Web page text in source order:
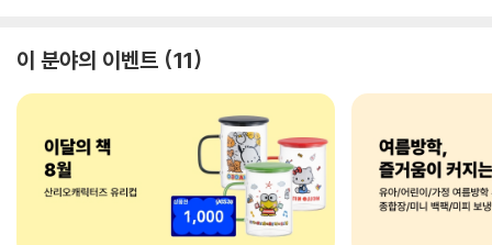
이 분야의 이벤트 11